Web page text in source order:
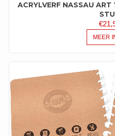
ACRYLVERF NASSAU ART
€
MEER